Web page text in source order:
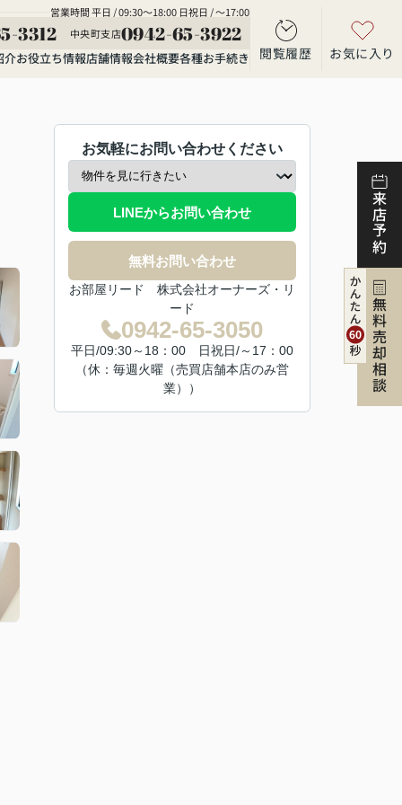
営業時間 平日 / 09:30～18:00 日祝日 / ～17:00
3312 中央町支店0942-65-3922
介お役立ち情報店舗情報会社概要各種お手続き 閲覧履歴 お気に入り
来店予約
無料売却相談
お気軽にお問い合わせください
LINEからお問い合わせ
無料お問い合わせ
お部屋リード 株式会社オーナーズ・リ
ード
0942-65-3050
平日/09:30～18：00 日祝日/～17：00
（休：毎週火曜（売買店舗本店のみ営
業））